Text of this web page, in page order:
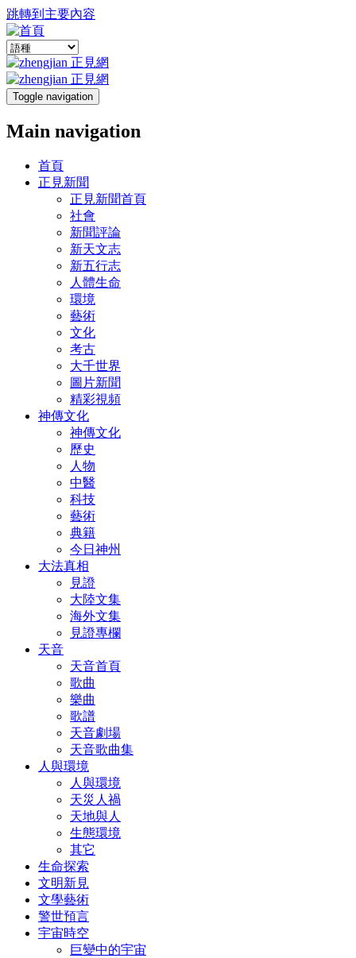
跳轉到主要內容
Toggle navigation
Main navigation
首頁
正見新聞
正見新聞首頁
社會
新聞評論
新天文志
新五行志
人體生命
環境
藝術
文化
考古
大千世界
圖片新聞
精彩視頻
神傳文化
神傳文化
歷史
人物
中醫
科技
藝術
典籍
今日神州
大法真相
見證
大陸文集
海外文集
見證專欄
天音
天音首頁
歌曲
樂曲
歌譜
天音劇場
天音歌曲集
人與環境
人與環境
天災人禍
天地與人
生態環境
其它
生命探索
文明新見
文學藝術
警世預言
宇宙時空
巨變中的宇宙